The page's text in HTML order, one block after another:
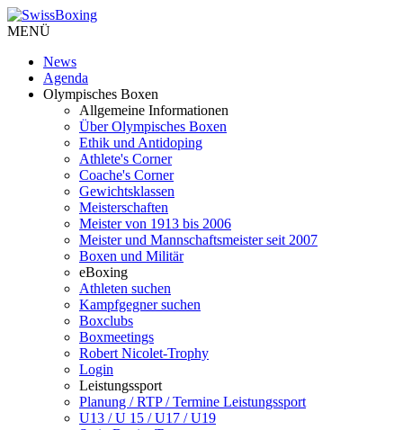
MENÜ
News
Agenda
Olympisches Boxen
Allgemeine Informationen
Über Olympisches Boxen
Ethik und Antidoping
Athlete's Corner
Coache's Corner
Gewichtsklassen
Meisterschaften
Meister von 1913 bis 2006
Meister und Mannschaftsmeister seit 2007
Boxen und Militär
eBoxing
Athleten suchen
Kampfgegner suchen
Boxclubs
Boxmeetings
Robert Nicolet-Trophy
Login
Leistungssport
Planung / RTP / Termine Leistungssport
U13 / U 15 / U17 / U19